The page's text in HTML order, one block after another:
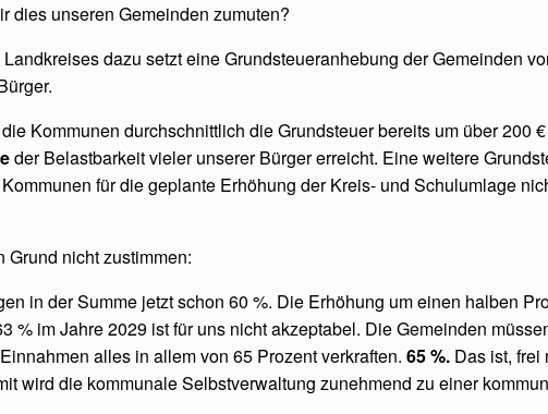
dies unseren Gemeinden zumuten?
dazu setzt eine Grundsteueranhebung der Gemeinden
Kommunen durchschnittlich die Grundsteuer bereits um über 200
der Belastbarkeit vieler unserer Bürger erreicht. Eine weitere
für die geplante Erhöhung der Kreis- und Schulumlage
nicht zustimmen:
in der Summe jetzt schon 60 %. Die Erhöhung um einen halben
% im Jahre 2029 ist für uns nicht akzeptabel. Die Gemeinden
alles in allem von 65 Prozent verkraften. 65 %. Das ist, frei
wird die kommunale Selbstverwaltung zunehmend zu einer